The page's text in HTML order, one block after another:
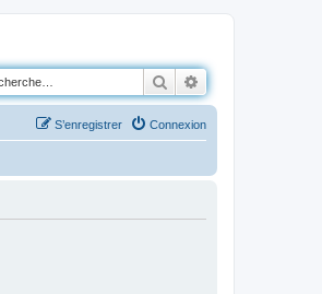
Rechercher
Connexion
S’enregistrer